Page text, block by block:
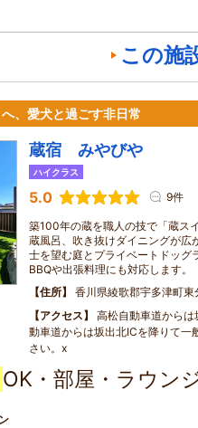
この施
、愛犬と過ごす非日常
蔵宿 みやびや
ハイクラス
5.0 9件
築100年の蔵を職人の技で「蔵ス
蔵風呂、吹き抜けダイニングが広
士を望む庭とプライベートドッグ
BBQや出張料理にも対応します。
住所
香川県綾歌郡宇多津町東
アクセス
高松自動車道から
動車道からは坂出北ICを降りて一
さい。x
OK・部屋・ラウン